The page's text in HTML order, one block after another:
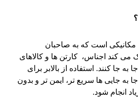
مکانیکی است که به صاحبان
می کند اجناس، کارتن ها و کالاهای
جا کنند. استفاده از بالابر برای
به جایی ها سریع تر، ایمن تر و بدون
انجام شود.